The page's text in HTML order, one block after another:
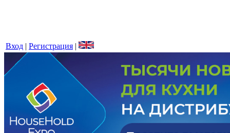
Вход | Регистрация |